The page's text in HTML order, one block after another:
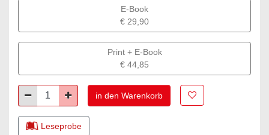
E-Book
€ 29,90
Print + E-Book
€ 44,85
Minus Plus in den Warenkorb Zur Merkliste
Leseprobe